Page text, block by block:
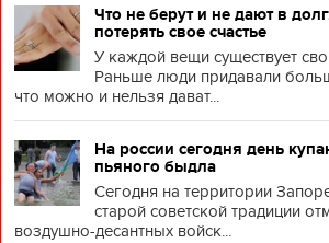
Что не берут и не дают в
потерять свое счастье
У каждой вещи существует
Раньше люди придавали
что можно и нельзя дават...
На россии сегодня день
пьяного быдла
Сегодня на территории
старой советской традиции
воздушно-десантных войск...